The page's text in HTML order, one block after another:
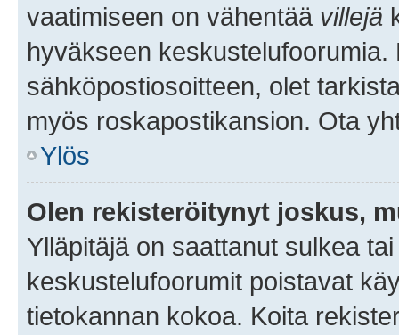
vaatimiseen on vähentää villejä
hyväkseen
sähköpostiosoitteen, olet
myös roskapostikansion. Ota
Ylös
Olen rekisteröitynyt joskus,
Ylläpitäjä on saattanut sulkea
keskustelufoorumit poistavat
tietokannan kokoa. Koita